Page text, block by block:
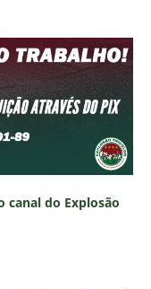
canal do Explosão